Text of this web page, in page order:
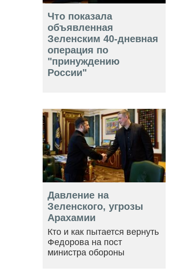
Что показала
объявленная
Зеленским 40-дневная
операция по
"принуждению
России"
Давление на
Зеленского, угрозы
Арахамии
Кто и как пытается вернуть
Федорова на пост
министра обороны